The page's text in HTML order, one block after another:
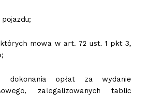
mowa w art. 72 ust. 1 pkt 3,
dokonania opłat za wydanie
zalegalizowanych tablic